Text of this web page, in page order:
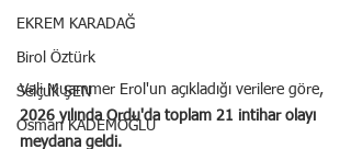
EKREM KARADAĞ
Birol Öztürk
Selçuk ŞEN
Osman KADEMOĞLU
Vali Muammer Erol'un açıkladığı verilere göre,
2026 yılında Ordu'da toplam 21 intihar olayı
meydana geldi.